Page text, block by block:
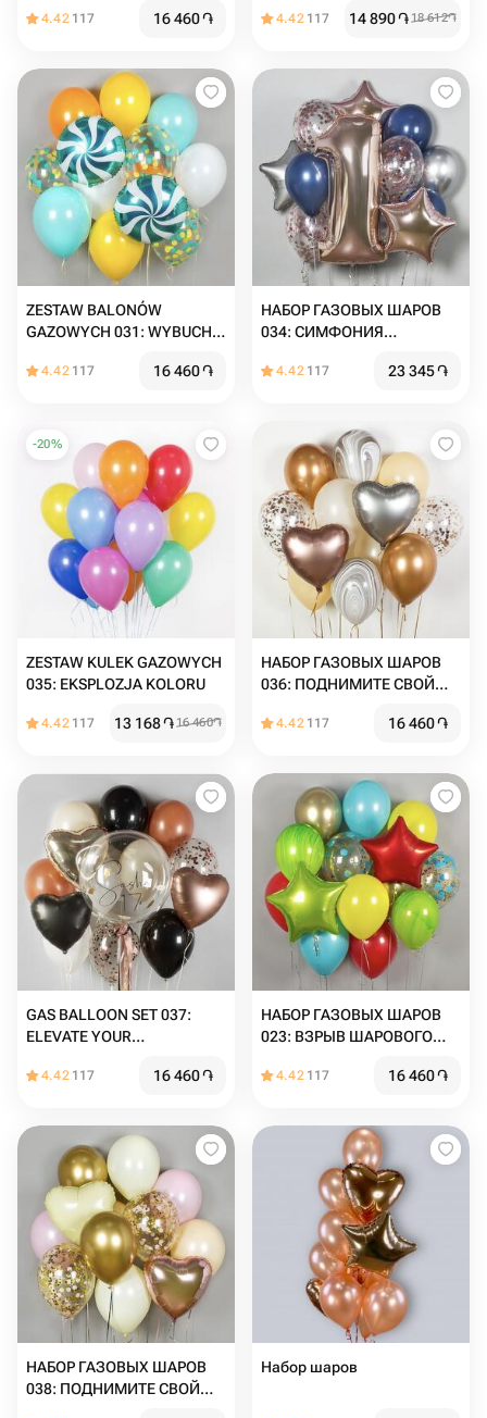
4.42 117 16 460֏ 4.42 117 14 890֏18 612֏
ZESTAW BALONÓW
GAZOWYCH 031: WYBUCH
4.42 117 16 460֏
НАБОР ГАЗОВЫХ ШАРОВ
034: СИМФОНИЯ
4.42 117 23 345֏
-20%
ZESTAW KULEK GAZOWYCH
035: EKSPLOZJA KOLORU
4.42 117 13 168֏16 460֏
НАБОР ГАЗОВЫХ ШАРОВ
036: ПОДНИМИТЕ СВОЙ
УРОВЕНЬ
4.42 117 16 460֏
GAS BALLOON SET 037:
ELEVATE YOUR
4.42 117 16 460֏
НАБОР ГАЗОВЫХ ШАРОВ
023: ВЗРЫВ ШАРОВОГО
4.42 117 16 460֏
НАБОР ГАЗОВЫХ ШАРОВ
038: ПОДНИМИТЕ СВОЙ
Набор шаров